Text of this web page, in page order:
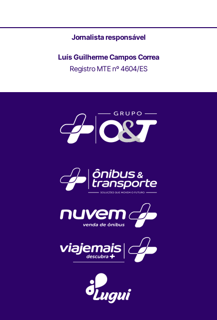
Jornalista responsável
Luís Guilherme Campos Correa
Registro MTE nº 4604/ES